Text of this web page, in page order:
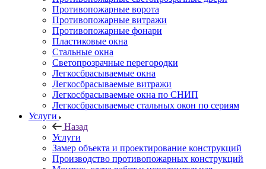
Противопожарные ворота
Противопожарные витражи
Противопожарные фонари
Пластиковые окна
Стальные окна
Светопрозрачные перегородки
Легкосбрасываемые окна
Легкосбрасываемые витражи
Легкосбрасываемые окна по СНИП
Легкосбрасываемые стальных окон по сериям
Услуги
Назад
Услуги
Замер объекта и проектирование конструкций
Производство противопожарных конструкций